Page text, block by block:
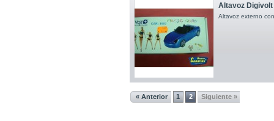
Altavoz Digivolt
Altavoz externo
« Anterior 1 2 Siguiente »